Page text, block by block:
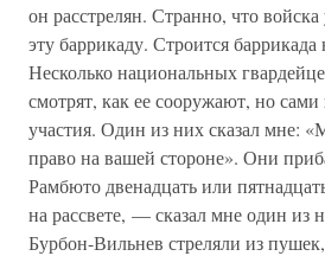
он расстрелян. Странно, что
эту баррикаду. Строится баррикада
Несколько национальных
смотрят, как ее сооружают, но
участия. Один из них сказал мне:
право на вашей стороне». Они
Рамбюто двенадцать или
на рассвете, — сказал мне один
Бурбон-Вильнев стреляли из